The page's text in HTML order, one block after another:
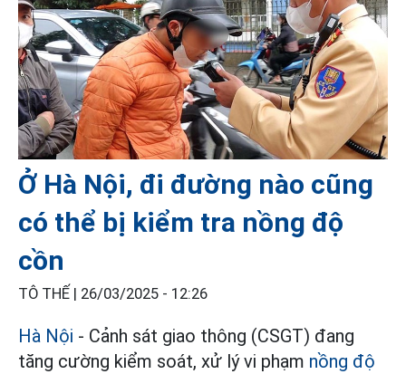
Ở Hà Nội, đi đường nào cũng
có thể bị kiểm tra nồng độ
cồn
TÔ THẾ | 26/03/2025 - 12:26
Hà Nội - Cảnh sát giao thông (CSGT) đang
tăng cường kiểm soát, xử lý vi phạm nồng độ